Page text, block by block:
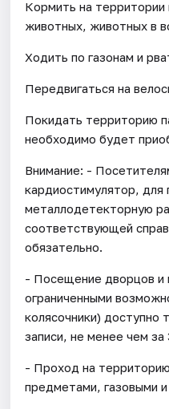
Кормить на
животных, животных в
Ходить по газонам и
Передвигаться на
Покидать территорию
необходимо будет
Внимание: -
кардиостимулятор, для
металлодетекторную
соответствующей
обязательно.
- Посещение дворцов и
ограниченными
колясочники) доступно
записи, не менее чем за
- Проход на
предметами, газовыми и